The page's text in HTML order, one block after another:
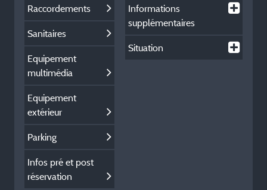
Raccordements
Sanitaires
Equipement
multimédia
Equipement
extérieur
Parking
Infos pré et post
réservation
Informations
supplémentaires
Situation